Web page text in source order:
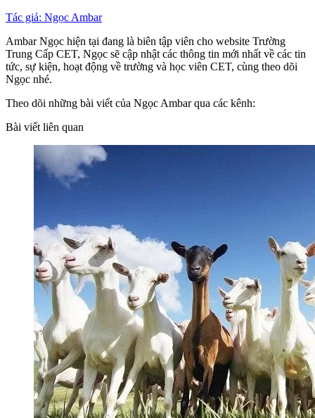
Tác giả: Ngọc Ambar
Ambar Ngọc hiện tại đang là biên tập viên cho website Trường
Trung Cấp CET, Ngọc sẽ cập nhật các thông tin mới nhất về các tin
tức, sự kiện, hoạt động về trường và học viên CET, cùng theo dõi
Ngọc nhé.
Theo dõi những bài viết của Ngọc Ambar qua các kênh:
Bài viết liên quan